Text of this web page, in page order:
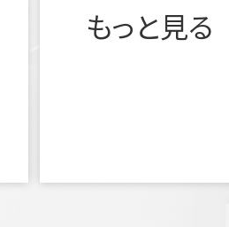
もっと見る